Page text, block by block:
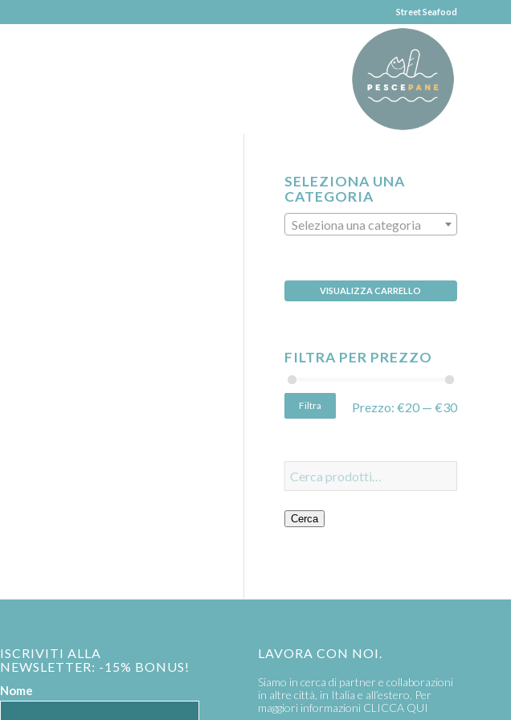
Street Seafood
SELEZIONA UNA
CATEGORIA
Seleziona una categoria
VISUALIZZA CARRELLO
FILTRA PER PREZZO
Filtra Prezzo: €20 — €30
Cerca
ISCRIVITI ALLA
NEWSLETTER: -15% BONUS!
Nome
LAVORA CON NOI.
Siamo in cerca di partner e collaborazioni
in altre città, in Italia e all’estero. Per
maggiori informazioni CLICCA QUI